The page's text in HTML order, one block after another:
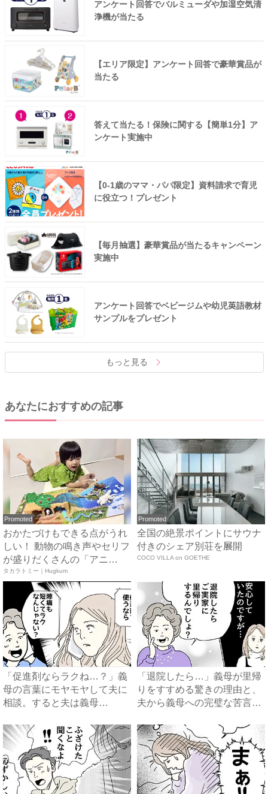
アンケート回答でバルミューダや加湿空気清
浄機が当たる
【エリア限定】アンケート回答で豪華賞品が
当たる
答えて当たる！保険に関する【簡単1分】ア
ンケート実施中
【0-1歳のママ・パパ限定】資料請求で育児
に役立つ！プレゼント
【毎月抽選】豪華賞品が当たるキャンペーン
実施中
アンケート回答でベビージムや幼児英語教材
サンプルをプレゼント
もっと見る
あなたにおすすめの記事
Promoted
おかたづけもできる点がうれ
しい！ 動物の鳴き声やセリフ
が盛りだくさんの「アニ
ア ...
タカラトミー｜Hugkum
Promoted
全国の絶景ポイントにサウナ
付きのシェア別荘を展開
COCO VILLA on GOETHE
「促進剤ならラクね…？」義
母の言葉にモヤモヤして夫に
相談。すると夫は義母
「退院したら…」義母が里帰
りをすすめる驚きの理由と、
夫から義母への完璧な苦言